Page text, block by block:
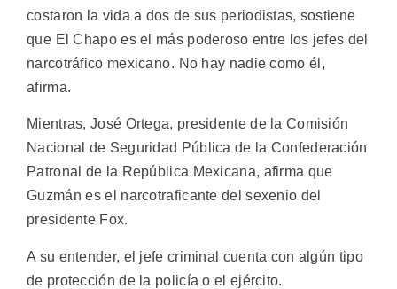
costaron la vida a dos de sus periodistas, sostiene
que El Chapo es el más poderoso entre los jefes del
narcotráfico mexicano. No hay nadie como él,
afirma.
Mientras, José Ortega, presidente de la Comisión
Nacional de Seguridad Pública de la Confederación
Patronal de la República Mexicana, afirma que
Guzmán es el narcotraficante del sexenio del
presidente Fox.
A su entender, el jefe criminal cuenta con algún tipo
de protección de la policía o el ejército.